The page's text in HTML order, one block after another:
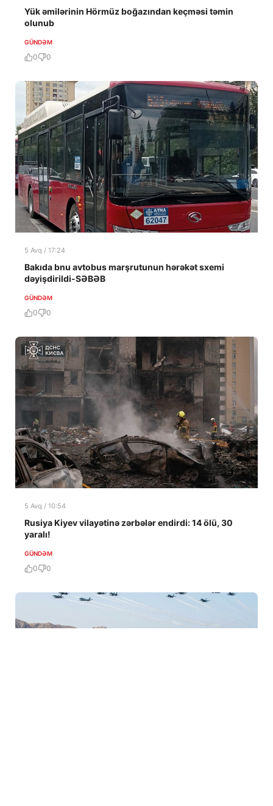
Yük əmilərinin Hörmüz boğazından keçməsi təmin
olunub
GÜNDƏM
0 0
5 Avq / 17:24
Bakıda bnu avtobus marşrutunun hərəkət sxemi
dəyişdirildi-SƏBƏB
GÜNDƏM
0 0
5 Avq / 10:54
Rusiya Kiyev vilayətinə zərbələr endirdi: 14 ölü, 30
yaralı!
GÜNDƏM
0 0